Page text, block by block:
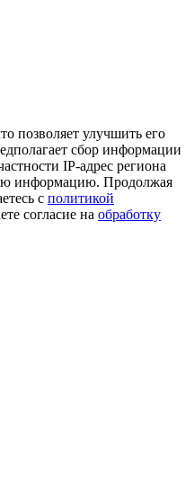
позволяет улучшить его
сбор информации
IP-адрес региона
информацию. Продолжая
с политикой
согласие на обработку